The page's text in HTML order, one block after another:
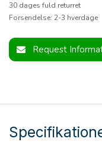
30 dages fuld returret
Forsendelse: 2-3 hverdage
Request